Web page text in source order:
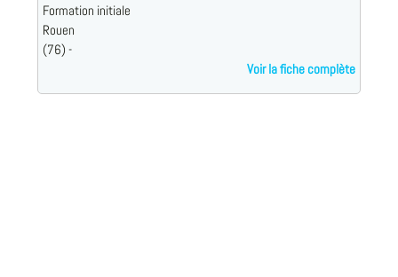
Formation initiale
Rouen
(76) -
Voir la fiche complète